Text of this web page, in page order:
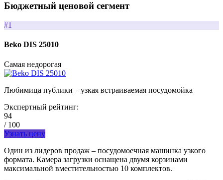
Бюджетный ценовой сегмент
#1
Beko DIS 25010
Самая недорогая
Любимица публики – узкая встраиваемая посудомойка
Экспертный рейтинг:
94
/ 100
Узнать цену
Один из лидеров продаж – посудомоечная машинка узкого
формата. Камера загрузки оснащена двумя корзинами
максимальной вместительностью 10 комплектов.